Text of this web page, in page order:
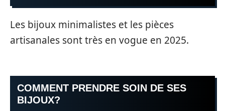
Les bijoux minimalistes et les pièces
artisanales sont très en vogue en 2025.
COMMENT PRENDRE SOIN DE SES
BIJOUX?